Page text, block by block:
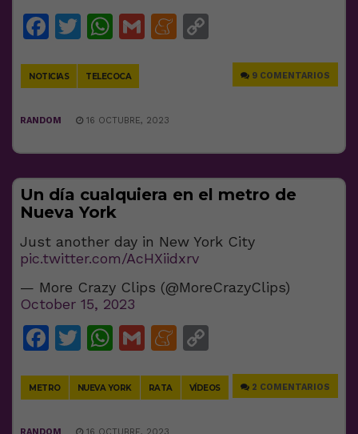
Facebook
Twitter
WhatsApp
GmailMeneame
NOTICIAS TELECOCA 9 COMENTARIOS
RANDOM 16 OCTUBRE, 2023
Un día cualquiera en el metro de
Nueva York
Just another day in New York City
pic.twitter.com/AcHXiidxrv
— More Crazy Clips (@MoreCrazyClips)
October 15, 2023
Facebook
Twitter
WhatsApp
GmailMeneame
METRO NUEVA YORK RATA VÍDEOS 2 COMENTARIOS
RANDOM 16 OCTUBRE, 2023